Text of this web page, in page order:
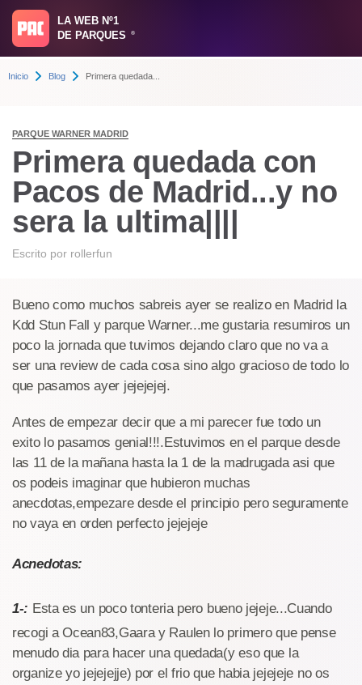
LA WEB Nº1
DE PARQUES
®
Inicio Blog Primera quedada...
PARQUE WARNER MADRID
Primera quedada con
Pacos de Madrid...y no
sera la ultima||||
Escrito por rollerfun
Bueno como muchos sabreis ayer se realizo en Madrid la
Kdd Stun Fall y parque Warner...me gustaria resumiros un
poco la jornada que tuvimos dejando claro que no va a
ser una review de cada cosa sino algo gracioso de todo lo
que pasamos ayer jejejejej.
Antes de empezar decir que a mi parecer fue todo un
exito lo pasamos genial!!!.Estuvimos en el parque desde
las 11 de la mañana hasta la 1 de la madrugada asi que
os podeis imaginar que hubieron muchas
anecdotas,empezare desde el principio pero seguramente
no vaya en orden perfecto jejejeje
Acnedotas:
1-: Esta es un poco tonteria pero bueno jejeje...Cuando
recogi a Ocean83,Gaara y Raulen lo primero que pense
menudo dia para hacer una quedada(y eso que la
organize yo jejejejje) por el frio que habia jejejeje no os